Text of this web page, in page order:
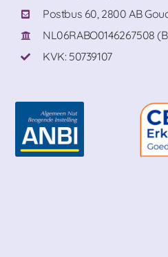
Postbus 60, 2800 AB
NL06RABO0146267508
KVK: 50739107